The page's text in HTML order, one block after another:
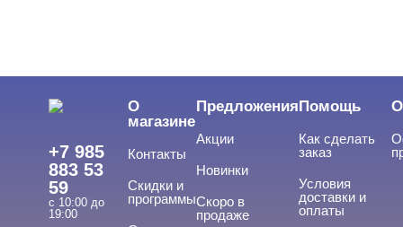
+7 985
883 53
59
с 10:00 до
19:00
О
магазине
Контакты
Скидки и
программы
Предложения
Акции
Новинки
Скоро в
продаже
Помощь
Как сделать
заказ
Условия
доставки и
оплаты